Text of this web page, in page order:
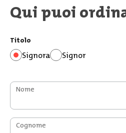
Qui puoi
Titolo
Signora Signor
Nome
Cognome